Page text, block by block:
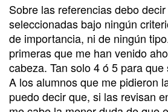
Sobre las referencias debo
seleccionadas bajo ningún
de importancia, ni de ningún
primeras que me han venido
cabeza. Tan solo 4 ó 5 para
A los alumnos que me pidieron
puedo decir que, si las revisan